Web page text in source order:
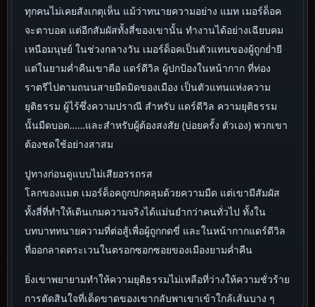
ทุกคนไม่เคยสังเกตุเห็น แม้ว่าทนายความอย่าง แมท เมอร์ด็อค
จะตาบอด แต่อีกสัมผัสทั้งสี่ของเขานั้น ทำงานได้อย่างเฉียบคม
เหนือมนุษย์ ในช่วงกลางวัน เมอร์ด็อคเป็นตัวแทนของผู้ถูกย่ำยี
แต่ในยามค่ำคืนเขาคือ แดร์ดีวิล ผู้ปกป้องในหน้ากาก ที่ท่อง
ราตรีไปตามถนนสายมืดมิดของเมือง เป็นตัวแทนแห่งความ
ยุติธรรม ผู้ไร้ซึ่งความปราณี สำหรับ แดร์ดีวิล ความยุติธรรม
นั้นมืดบอด……และสำหรับผู้ต้องสงสัย (บ่อยครั้ง ตัวเอง) พวกเขา
ต้องชดใช้อย่างสาสม
ปูทางก่อนดูแบบไม่เสียอรรถรส
โลกของแมต เมอร์ด็อคถูกปกคลุมด้วยความมืด แต่เขามีสัมผัส
ทั้งสี่ที่ทำให้เดินเกมความจริงได้แม่นยำกว่าคนทั่วไป ทั้งใน
บทบาททนายความที่ต่อสู้เพื่อผู้ถูกกดขี่ และในหน้ากากแดร์ดีวิล
ที่ออกลาดตระเวนในตรอกซอกซอยของเมืองยามค่ำคืน
ยิ่งเขาพยายามทำให้ความยุติธรรมไม่เหลือที่ว่างให้ความชั่วร้าย
การตัดสินใจที่เด็ดขาดของเขากลับพาเขาเข้าใกล้เส้นบาง ๆ